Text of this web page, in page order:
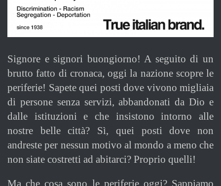
Signore e signori buongiorno! A seguito di un
brutto fatto di cronaca, oggi la nazione scopre le
periferie! Sapete quei posti dove vivono migliaia
di persone senza servizi, abbandonati da Dio e
dalle istituzioni e che insistono intorno alle
nostre belle città? Sì, quei posti dove non
andreste per nessun motivo al mondo a meno che
non siate costretti ad abitarci? Proprio quelli!
Ma che cosa sono le periferie oggi? Sappiamo